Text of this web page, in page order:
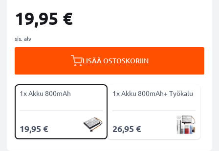
19,95 €
sis. alv
LISÄÄ OSTOSKORIIN
1x Akku 800mAh
19,95 €
1x Akku 800mAh+ Työkalu
26,95 €